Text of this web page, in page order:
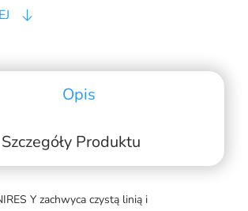
Opis
Szczegóły Produktu
Y zachwyca czystą linią i